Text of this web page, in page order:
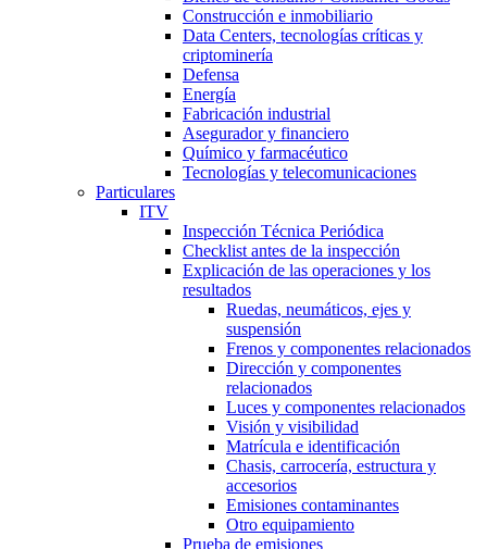
Construcción e inmobiliario
Data Centers, tecnologías críticas y
criptominería
Defensa
Energía
Fabricación industrial
Asegurador y financiero
Químico y farmacéutico
Tecnologías y telecomunicaciones
Particulares
ITV
Inspección Técnica Periódica
Checklist antes de la inspección
Explicación de las operaciones y los
resultados
Ruedas, neumáticos, ejes y
suspensión
Frenos y componentes relacionados
Dirección y componentes
relacionados
Luces y componentes relacionados
Visión y visibilidad
Matrícula e identificación
Chasis, carrocería, estructura y
accesorios
Emisiones contaminantes
Otro equipamiento
Prueba de emisiones